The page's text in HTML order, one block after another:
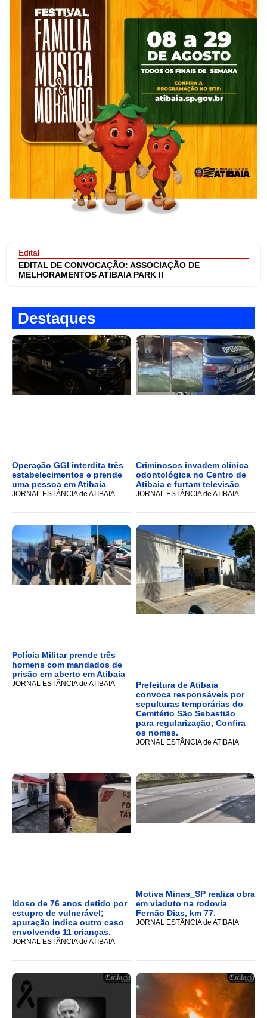
Edital
EDITAL DE CONVOCAÇÃO: ASSOCIAÇÃO DE
MELHORAMENTOS ATIBAIA PARK II
Destaques
Operação GGI interdita três
estabelecimentos e prende
uma pessoa em Atibaia
JORNAL ESTÂNCIA de ATIBAIA
Criminosos invadem clínica
odontológica no Centro de
Atibaia e furtam televisão
JORNAL ESTÂNCIA de ATIBAIA
Polícia Militar prende três
homens com mandados de
prisão em aberto em Atibaia
JORNAL ESTÂNCIA de ATIBAIA
Prefeitura de Atibaia
convoca responsáveis por
sepulturas temporárias do
Cemitério São Sebastião
para regularização, Confira
os nomes.
JORNAL ESTÂNCIA de ATIBAIA
Idoso de 76 anos detido por
estupro de vulnerável;
apuração indica outro caso
envolvendo 11 crianças.
JORNAL ESTÂNCIA de ATIBAIA
Motiva Minas_SP realiza obra
em viaduto na rodovia
Fernão Dias, km 77.
JORNAL ESTÂNCIA de ATIBAIA